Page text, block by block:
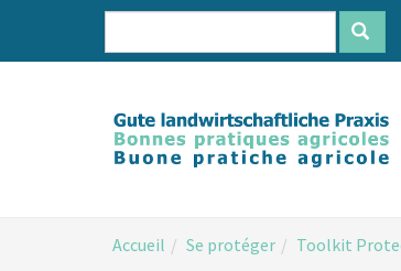
contenu
are
Accueil Se protéger Toolkit